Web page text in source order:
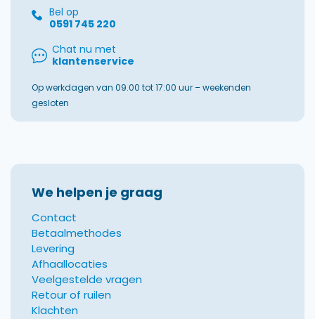
Bel op
0591 745 220
Chat nu met
klantenservice
Op werkdagen van 09.00 tot 17:00 uur – weekenden
gesloten
We helpen je graag
Contact
Betaalmethodes
Levering
Afhaallocaties
Veelgestelde vragen
Retour of ruilen
Klachten